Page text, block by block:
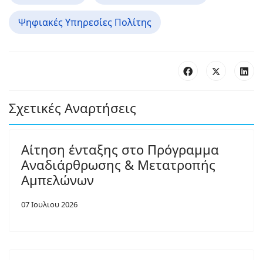
Ψηφιακές Υπηρεσίες Πολίτης
Σχετικές Αναρτήσεις
Αίτηση ένταξης στο Πρόγραμμα
Αναδιάρθρωσης & Μετατροπής
Αμπελώνων
07 Ιουλιου 2026